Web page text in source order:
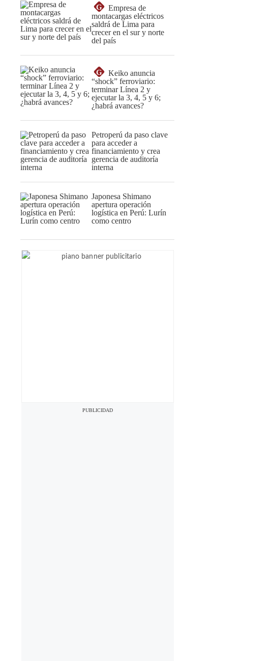
G
Empresa de
montacargas eléctricos
saldrá de Lima para
crecer en el sur y norte
del país
G
Keiko anuncia
“shock” ferroviario:
terminar Línea 2 y
ejecutar la 3, 4, 5 y 6;
¿habrá avances?
Petroperú da paso clave
para acceder a
financiamiento y crea
gerencia de auditoría
interna
Japonesa Shimano
apertura operación
logística en Perú: Lurín
como centro